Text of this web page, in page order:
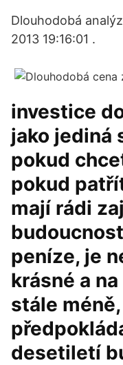
Dlouhodobá
2013 19:16:01 .
investice
jako jediná
pokud
pokud
mají rádi
peníze, je
krásné a
stále
desetiletí